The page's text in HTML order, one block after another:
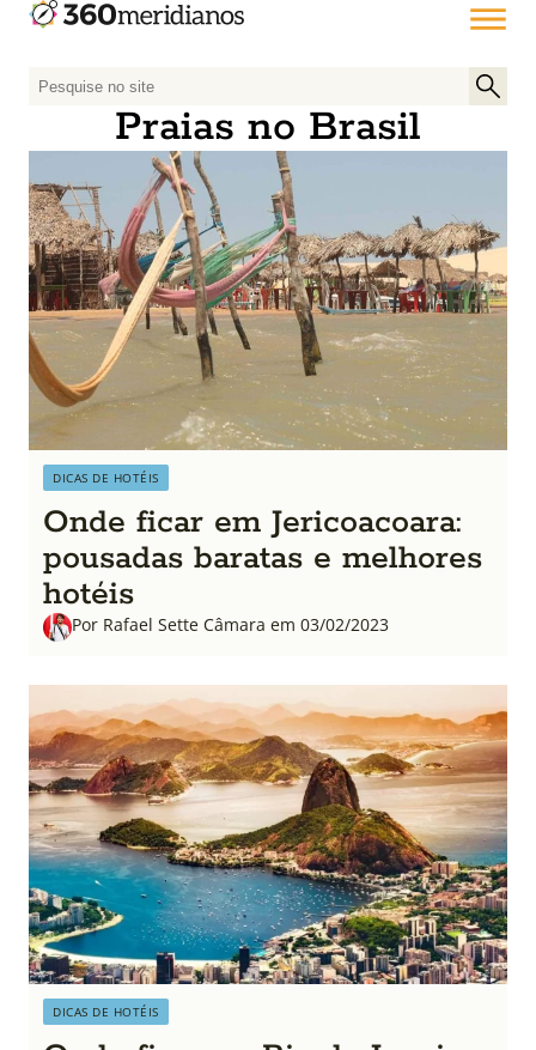
P
u
i
s
a
r
p
o
r
Praias no Brasil
DICAS DE HOTÉIS
Onde ficar em Jericoacoara:
pousadas baratas e melhores
hotéis
Por Rafael Sette Câmara em 03/02/2023
DICAS DE HOTÉIS